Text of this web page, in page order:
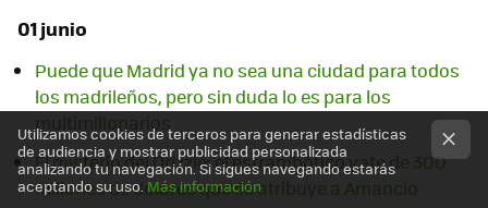
01 junio
Puede que Madrid ya no sea una ciudad para todos
los madrileños, pero sin duda lo es para los
multimillonarios
El misterio del Drizzle: el estrambótico yate de 300
millones de dólares que se atribuye a Amancio
Utilizamos cookies de terceros para generar estadísticas
de audiencia y mostrar publicidad personalizada
analizando tu navegación. Si sigues navegando estarás
aceptando su uso.Más información